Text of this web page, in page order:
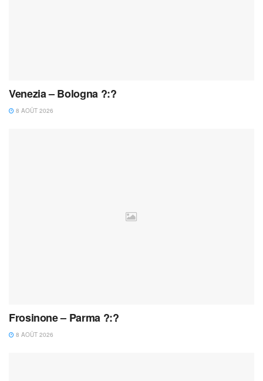
Venezia – Bologna ?:?
8 AOÛT 2026
Frosinone – Parma ?:?
8 AOÛT 2026